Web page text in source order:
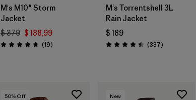
M's M10® Storm
Jacket
$ 379 $ 188,99
Valoración: 4.7 / 5
(19Comentarios
)
M's Torrentshell 3L
Rain Jacket
$ 189
Valoración: 4.4 / 5
(337Comentarios
)
50% Off New